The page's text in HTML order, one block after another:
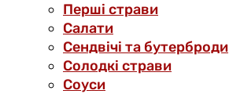
Перші страви
Салати
Сендвічі та бутерброди
Солодкі страви
Соуси